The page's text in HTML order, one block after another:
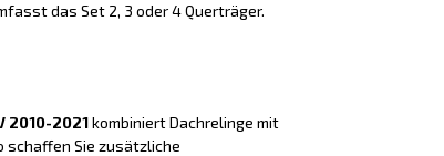
das Set 2, 3 oder 4 Querträger.
2010-2021kombiniert Dachrelinge mit
schaffen Sie zusätzliche